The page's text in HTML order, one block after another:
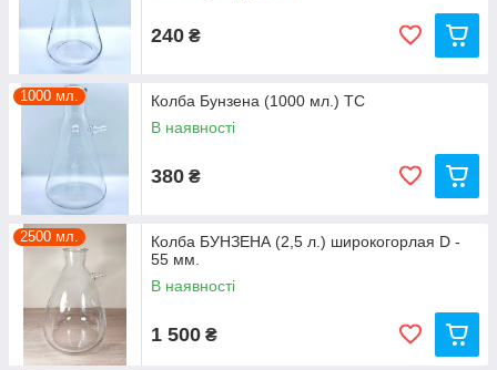
240 ₴
1000 мл.
Колба Бунзена (1000 мл.) ТС
В наявності
380 ₴
2500 мл.
Колба БУНЗЕНА (2,5 л.) широкогорлая D -
55 мм.
В наявності
1 500 ₴